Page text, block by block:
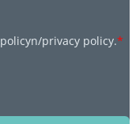
privacy policy.*